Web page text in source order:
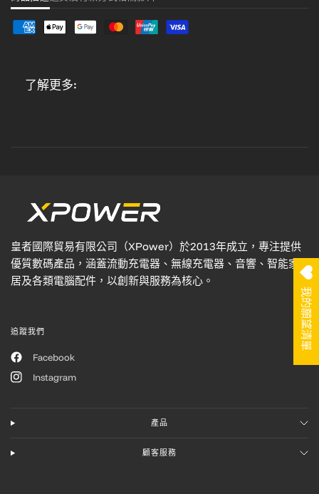
了解更多:
皇者國際貿易有限公司（XPower）於2013年成立，專注提供
優質數碼產品，涵蓋流動充電器、無線充電器、音響、智能家
居及各類電腦配件，以創新與服務為核心。
追蹤我們
Facebook
Instagram
產品
顧客服務
我的願望清單